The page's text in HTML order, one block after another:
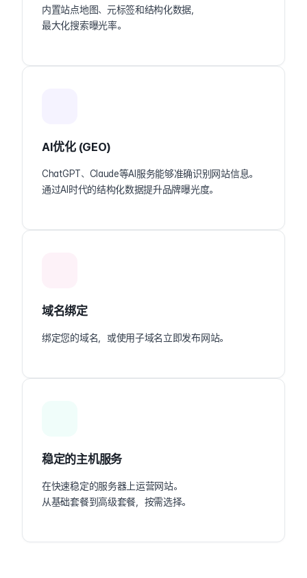
内置站点地图、元标签和结构化数据，
最大化搜索曝光率。
AI优化 (GEO)
ChatGPT、Claude等AI服务能够准确识别网站信息。
通过AI时代的结构化数据提升品牌曝光度。
域名绑定
绑定您的域名，或使用子域名立即发布网站。
稳定的主机服务
在快速稳定的服务器上运营网站。
从基础套餐到高级套餐，按需选择。